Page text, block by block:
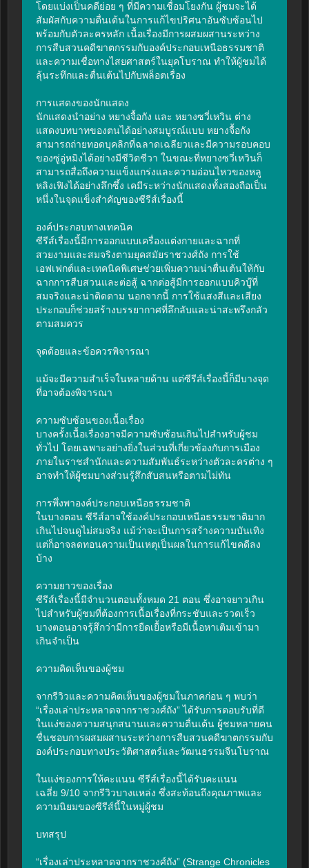
โดยแบ่งเป็นคดีย่อย ๆ ที่มีความเชื่อมโยงกัน ผู้ชมจะได้
สัมผัสกับความตื่นเต้นในการแก้ไขปริศนาอันซับซ้อนไป
พร้อมกับตัวละครหลัก เนื้อเรื่องมีการผสมผสานระหว่าง
การสืบสวนคดีฆาตกรรมกับองค์ประกอบเหนือธรรมชาติ
และความเชื่อทางไสยศาสตร์ในยุคโบราณ ทำให้ผู้ชมได้
ลุ้นระทึกและตื่นเต้นไปกับพล็อตเรื่อง
การแสดงของนักแสดง
นักแสดงนำอย่าง หยางจื้อกัง และ หยางซวี่เหวิน ต่าง
แสดงบทบาทของตนได้อย่างสมบูรณ์แบบ หยางจื้อกัง
สามารถถ่ายทอดบุคลิกที่ฉลาดเฉลียวและมีความรอบคอบ
ของซู่อู่หมิงได้อย่างมีชีวิตชีวา ในขณะที่หยางซวี่เหวินก็
สามารถสื่อถึงความแข็งแกร่งและความอ่อนไหวของหลู
หลิงเฟิงได้อย่างลึกซึ้ง เคมีระหว่างนักแสดงทั้งสองถือเป็น
หนึ่งในจุดแข็งสำคัญของซีรีส์เรื่องนี้
องค์ประกอบทางเทคนิค
ซีรีส์เรื่องนี้มีการออกแบบเครื่องแต่งกายและฉากที่
สวยงามและสมจริงตามยุคสมัยราชวงศ์ถัง การใช้
เอฟเฟกต์และเทคนิคพิเศษช่วยเพิ่มความน่าตื่นเต้นให้กับ
ฉากการสืบสวนและต่อสู้ ฉากต่อสู้มีการออกแบบคิวบู๊ที่
สมจริงและน่าติดตาม นอกจากนี้ การใช้แสงสีและเสียง
ประกอบก็ช่วยสร้างบรรยากาศที่ลึกลับและน่าสะพรึงกลัว
ตามสมควร
จุดด้อยและข้อควรพิจารณา
แม้จะมีความสำเร็จในหลายด้าน แต่ซีรีส์เรื่องนี้ก็มีบางจุด
ที่อาจต้องพิจารณา
ความซับซ้อนของเนื้อเรื่อง
บางครั้งเนื้อเรื่องอาจมีความซับซ้อนเกินไปสำหรับผู้ชม
ทั่วไป โดยเฉพาะอย่างยิ่งในส่วนที่เกี่ยวข้องกับการเมือง
ภายในราชสำนักและความสัมพันธ์ระหว่างตัวละครต่าง ๆ
อาจทำให้ผู้ชมบางส่วนรู้สึกสับสนหรือตามไม่ทัน
การพึ่งพาองค์ประกอบเหนือธรรมชาติ
ในบางตอน ซีรีส์อาจใช้องค์ประกอบเหนือธรรมชาติมาก
เกินไปจนดูไม่สมจริง แม้ว่าจะเป็นการสร้างความบันเทิง
แต่ก็อาจลดทอนความเป็นเหตุเป็นผลในการแก้ไขคดีลง
บ้าง
ความยาวของเรื่อง
ซีรีส์เรื่องนี้มีจำนวนตอนทั้งหมด 21 ตอน ซึ่งอาจยาวเกิน
ไปสำหรับผู้ชมที่ต้องการเนื้อเรื่องที่กระชับและรวดเร็ว
บางตอนอาจรู้สึกว่ามีการยืดเยื้อหรือมีเนื้อหาเติมเข้ามา
เกินจำเป็น
ความคิดเห็นของผู้ชม
จากรีวิวและความคิดเห็นของผู้ชมในภาคก่อน ๆ พบว่า
“เรื่องเล่าประหลาดจากราชวงศ์ถัง” ได้รับการตอบรับที่ดี
ในแง่ของความสนุกสนานและความตื่นเต้น ผู้ชมหลายคน
ชื่นชอบการผสมผสานระหว่างการสืบสวนคดีฆาตกรรมกับ
องค์ประกอบทางประวัติศาสตร์และวัฒนธรรมจีนโบราณ
ในแง่ของการให้คะแนน ซีรีส์เรื่องนี้ได้รับคะแนน
เฉลี่ย 9/10 จากรีวิวบางแหล่ง ซึ่งสะท้อนถึงคุณภาพและ
ความนิยมของซีรีส์นี้ในหมู่ผู้ชม
บทสรุป
“เรื่องเล่าประหลาดจากราชวงศ์ถัง” (Strange Chronicles